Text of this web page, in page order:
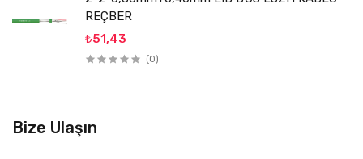
REÇBER
₺51,43
(0)
Bize Ulaşın